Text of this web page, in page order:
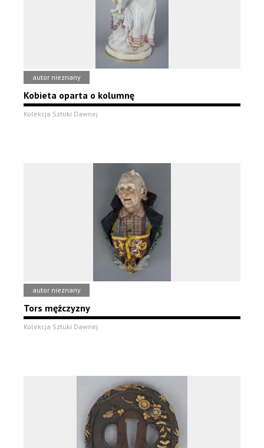
autor nieznany
Kobieta oparta o kolumnę
Kolekcja Sztuki Dawnej
autor nieznany
Tors mężczyzny
Kolekcja Sztuki Dawnej